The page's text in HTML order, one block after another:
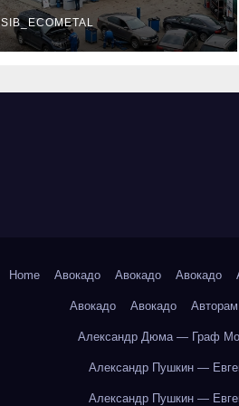
описание услуг и
режим работы
SIB_ECOMETAL
Home Авокадо Авокадо Авокадо
Авокадо Авокадо
Александр Дюма — Граф
Александр Пушкин —
Александр Пушкин —